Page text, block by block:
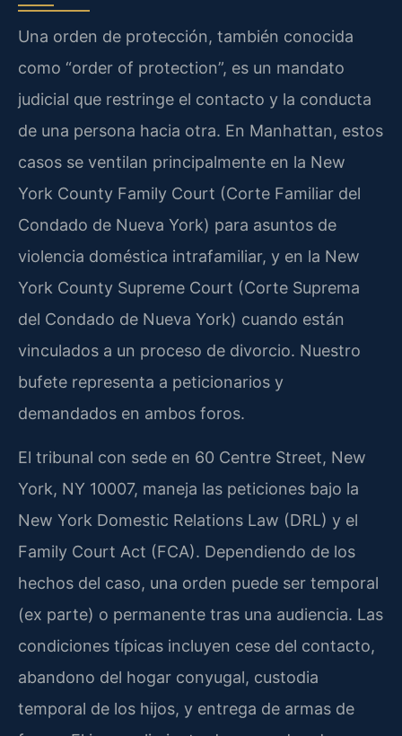
Una orden de protección, también conocida
como “order of protection”, es un mandato
judicial que restringe el contacto y la conducta
de una persona hacia otra. En Manhattan, estos
casos se ventilan principalmente en la New
York County Family Court (Corte Familiar del
Condado de Nueva York) para asuntos de
violencia doméstica intrafamiliar, y en la New
York County Supreme Court (Corte Suprema
del Condado de Nueva York) cuando están
vinculados a un proceso de divorcio. Nuestro
bufete representa a peticionarios y
demandados en ambos foros.
El tribunal con sede en 60 Centre Street, New
York, NY 10007, maneja las peticiones bajo la
New York Domestic Relations Law (DRL) y el
Family Court Act (FCA). Dependiendo de los
hechos del caso, una orden puede ser temporal
(ex parte) o permanente tras una audiencia. Las
condiciones típicas incluyen cese del contacto,
abandono del hogar conyugal, custodia
temporal de los hijos, y entrega de armas de